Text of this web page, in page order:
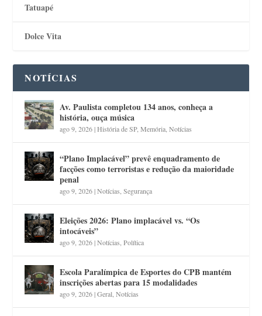
Tatuapé
Dolce Vita
NOTÍCIAS
Av. Paulista completou 134 anos, conheça a
história, ouça música
ago 9, 2026|História de SP,Memória ,Notícias
“Plano Implacável” prevê enquadramento de
facções como terroristas e redução da maioridade
penal
ago 9, 2026|Notícias ,Segurança
Eleições 2026: Plano implacável vs. “Os
intocáveis”
ago 9, 2026|Notícias ,Política
Escola Paralímpica de Esportes do CPB mantém
inscrições abertas para 15 modalidades
ago 9, 2026|Geral ,Notícias